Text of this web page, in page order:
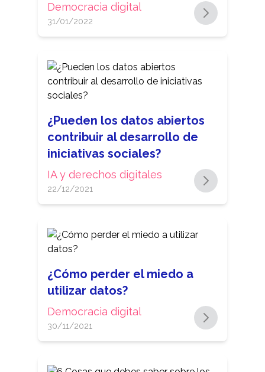
Democracia digital
31/01/2022
¿Pueden los datos abiertos
contribuir al desarrollo de
iniciativas sociales?
IA y derechos digitales
22/12/2021
¿Cómo perder el miedo a
utilizar datos?
Democracia digital
30/11/2021